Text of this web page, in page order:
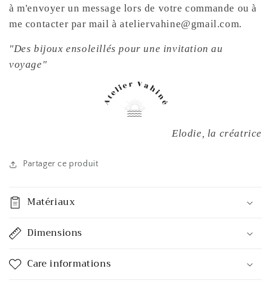
à m'envoyer un message lors de votre commande ou à
me contacter par mail à ateliervahine@gmail.com.
"Des bijoux ensoleillés pour une invitation au
voyage"
Elodie, la créatrice
Partager ce produit
Matériaux
Dimensions
Care informations